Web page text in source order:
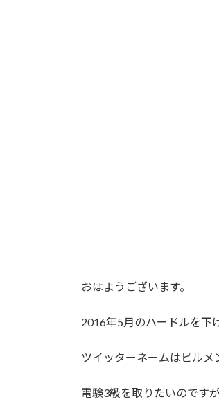
おはようございます。
2016年5月のハードルを下
ツイッターネームはビルメ
電験3級を取りたいのです